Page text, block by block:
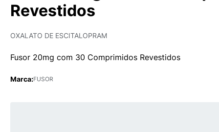
Revestidos
OXALATO DE ESCITALOPRAM
Fusor 20mg com 30 Comprimidos Revestidos
Marca:FUSOR